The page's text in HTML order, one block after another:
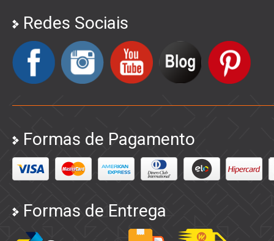
Redes Sociais
Formas de Pagamento
Formas de Entrega